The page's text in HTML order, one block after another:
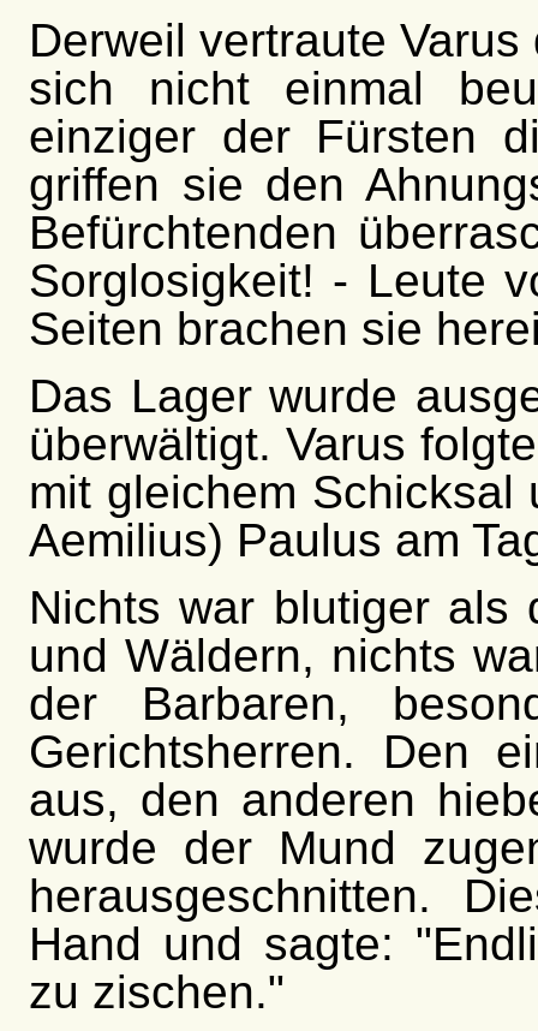
Derweil vertraute
sich nicht einmal
einziger der Fürsten
griffen sie den
Befürchtenden
Sorglosigkeit! - Leute
Seiten brachen sie
Das Lager wurde
überwältigt. Varus
mit gleichem
Aemilius) Paulus am
Nichts war blutiger als
und Wäldern, nichts
der Barbaren,
Gerichtsherren. Den
aus, den anderen
wurde der Mund
herausgeschnitten.
Hand und sagte:
zu zischen."